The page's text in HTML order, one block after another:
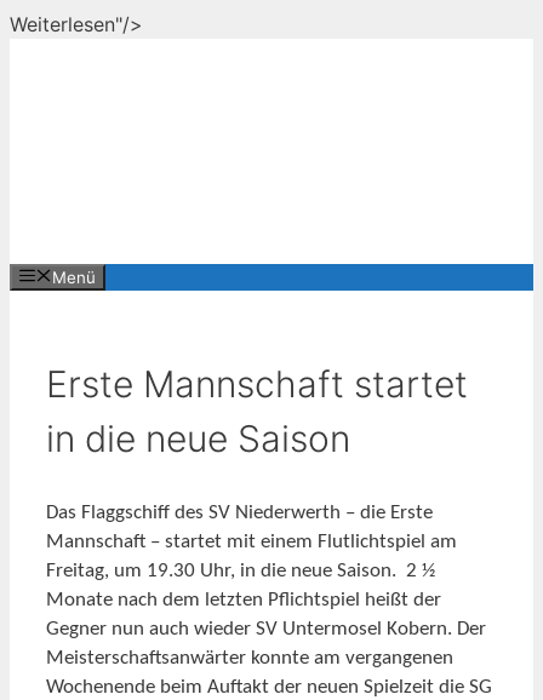
Weiterlesen"/>
Menü
Erste Mannschaft startet
in die neue Saison
Das Flaggschiff des SV Niederwerth – die Erste
Mannschaft – startet mit einem Flutlichtspiel am
Freitag, um 19.30 Uhr, in die neue Saison. 2 ½
Monate nach dem letzten Pflichtspiel heißt der
Gegner nun auch wieder SV Untermosel Kobern. Der
Meisterschaftsanwärter konnte am vergangenen
Wochenende beim Auftakt der neuen Spielzeit die SG